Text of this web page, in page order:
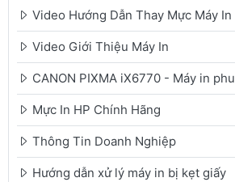
Video Hướng Dẫn Thay Mực Máy In
Video Giới Thiệu Máy In
CANON PIXMA iX6770 - Máy in
Mực In HP Chính Hãng
Thông Tin Doanh Nghiệp
Hướng dẫn xử lý máy in bị kẹt giấy